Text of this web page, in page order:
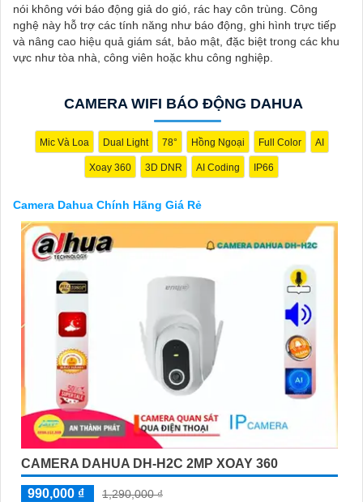
chính hãng, bạn nên mua từ các cửa hàng uy tín hoặc các đại lý
chính thức của Dahua.☄️ 3:Mức giá của Camera Dahua có thể
thay đổi tùy vào model và chức năng của camera. Bạn nên tìm
hiểu kỹ trước khi đầu tư.🎖️4:Chất lượng của Camera Dahua
Nếu bạn muốn tìm camera Dahua giá rẻ, bạn
có thể tham khảo trên các website thương mại điện tử hoặc tại
Hy vọng rằng những thông tin trên sẽ giúp bạn chọn lựa được
Camera Dahua chính hãng, giá rẻ và chất lượng. Nếu bạn có
thêm câu hỏi hoặc cần tư vấn thêm, đừng ngần ngại để lại Cung
nói không với báo động giả do gió, rác hay côn trùng. Công
nghệ này hỗ trợ các tính năng như báo động, ghi hình trực tiếp
và nâng cao hiệu quả giám sát, bảo mật, đặc biệt trong các khu
vực như tòa nhà, công viên hoặc khu công nghiệp.
CAMERA WIFI BÁO ĐỘNG DAHUA
Mic Và Loa Dual Light 78° Hồng Ngoại Full Color AI
Xoay 360 3D DNR AI Coding IP66
Camera Dahua Chính Hãng Giá Rẻ
CAMERA DAHUA DH-H2C 2MP XOAY 360
990,000 ₫
1,290,000 ₫